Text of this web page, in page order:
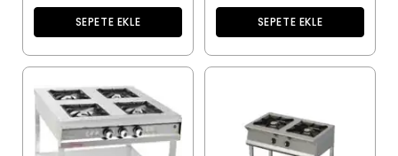
SEPETE EKLE SEPETE EKLE